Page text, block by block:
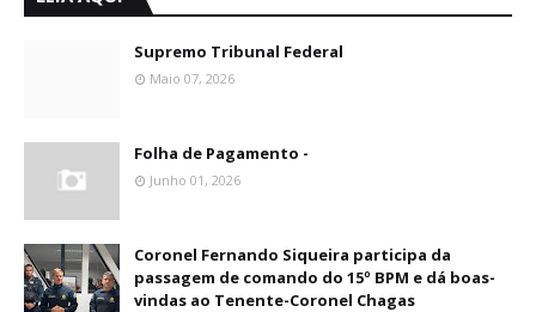
Supremo Tribunal Federal
Maio 07, 2026
Folha de Pagamento -
Junho 01, 2026
Coronel Fernando Siqueira participa da
passagem de comando do 15º BPM e dá boas-
vindas ao Tenente-Coronel Chagas